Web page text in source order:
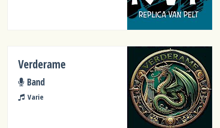
Verderame
Band
Varie